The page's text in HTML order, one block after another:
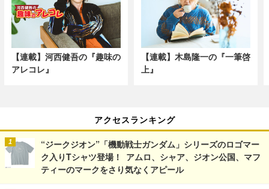
【連載】河西健吾の『趣味の
アレコレ』
【連載】木島隆一の『一筆啓
上』
アクセスランキング
“ジークジオン”「機動戦士ガンダム」シリーズのロゴマー
ク入りTシャツ登場！ アムロ、シャア、ジオン公国、マフ
ティーのマークをさり気なくアピール